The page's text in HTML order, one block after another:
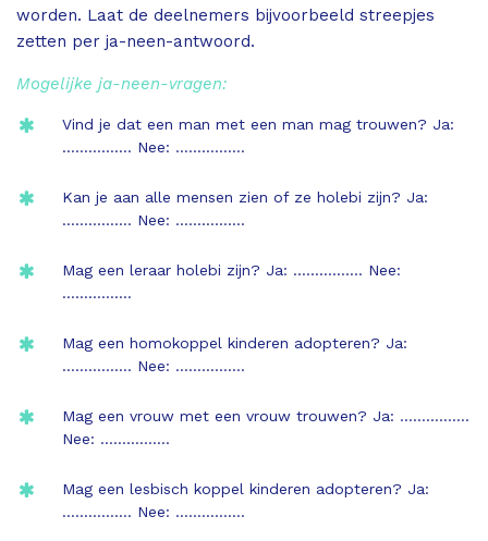
worden. Laat de deelnemers bijvoorbeeld streepjes
zetten per ja-neen-antwoord.
Mogelijke ja-neen-vragen:
Vind je dat een man met een man mag trouwen? Ja:
……………. Nee: …………….
Kan je aan alle mensen zien of ze holebi zijn? Ja:
……………. Nee: …………….
Mag een leraar holebi zijn? Ja: ……………. Nee:
…………….
Mag een homokoppel kinderen adopteren? Ja:
……………. Nee: …………….
Mag een vrouw met een vrouw trouwen? Ja: …………….
Nee: …………….
Mag een lesbisch koppel kinderen adopteren? Ja:
……………. Nee: …………….